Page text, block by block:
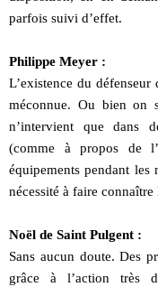
parfois suivi d’effet.
Philippe Meyer :
L’existence du défenseur
méconnue. Ou bien on
n’intervient que dans
(comme à propos de
équipements pendant les
nécessité à faire
Noël de Saint Pulgent :
Sans aucun doute. Des
grâce à l’action très